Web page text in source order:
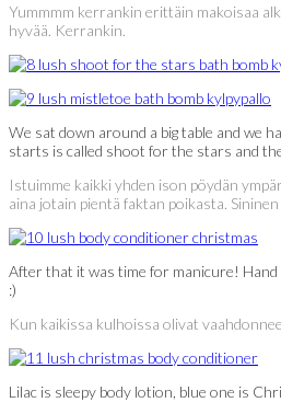
Yummmm kerrankin erittäin makoisaa
hyvää. Kerrankin.
We sat down around a big table and we
starts is called shoot for the stars and
Istuimme kaikki yhden ison pöydän
aina jotain pientä faktan poikasta.
After that it was time for manicure!
:)
Kun kaikissa kulhoissa olivat
Lilac is sleepy body lotion, blue one is